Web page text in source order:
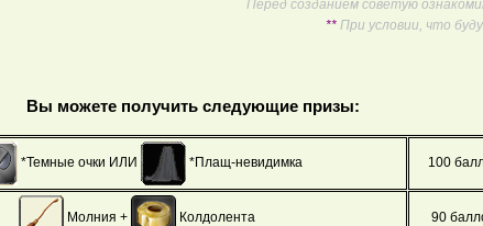
Перед созданием советую
**При условии, что
Вы можете получить следующие призы:
*Темные очки ИЛИ *Плащ-невидимка 100
Молния + Колдолента 90